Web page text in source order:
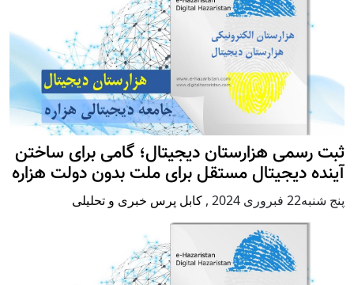
ثبت رسمی هزارستان دیجیتال؛ گامی برای ساختن
آینده دیجیتال مستقل برای ملت بدون دولت هزاره
پنج شنبه22 فبروری 2024 , کابل پرس خبری و تحلیلی